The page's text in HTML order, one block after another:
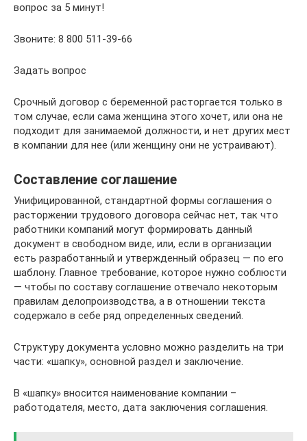
вопрос за 5 минут!
Звоните: 8 800 511-39-66
Задать вопрос
Срочный договор с беременной расторгается только в
том случае, если сама женщина этого хочет, или она не
подходит для занимаемой должности, и нет других мест
в компании для нее (или женщину они не устраивают).
Составление соглашение
Унифицированной, стандартной формы соглашения о
расторжении трудового договора сейчас нет, так что
работники компаний могут формировать данный
документ в свободном виде, или, если в организации
есть разработанный и утвержденный образец — по его
шаблону. Главное требование, которое нужно соблюсти
— чтобы по составу соглашение отвечало некоторым
правилам делопроизводства, а в отношении текста
содержало в себе ряд определенных сведений.
Структуру документа условно можно разделить на три
части: «шапку», основной раздел и заключение.
В «шапку» вносится наименование компании –
работодателя, место, дата заключения соглашения.